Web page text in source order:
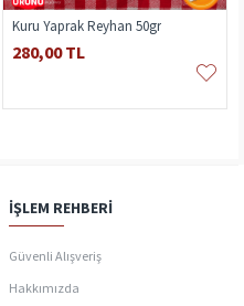
Kuru Yaprak Reyhan 50gr
280,00 TL
İŞLEM REHBERI
Güvenli Alışveriş
Hakkımızda